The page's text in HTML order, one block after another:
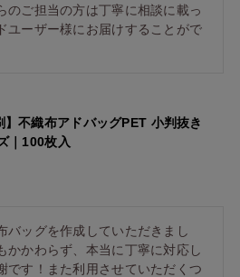
のご担当の方は丁寧に相談に載っ
ユーザー様にお届けすることがで
】不織布アドバッグPET 小判抜き
｜100枚入
バッグを作成していただきまし
かかわらず、本当に丁寧に対応し
です！また利用させていただくつ